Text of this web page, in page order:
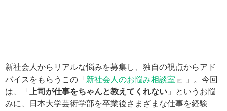
新社会人からリアルな悩みを募集し、独自の視点からアド
バイスをもらうこの「 新社会人のお悩み相談室
」。今回
は、「
上司が仕事をちゃんと教えてくれない 」というお悩
みに、日本大学芸術学部を卒業後さまざまな仕事を経験